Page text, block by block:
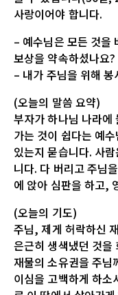
사랑이어야 합니다.
– 예수님은 모든 것을
보상을 약속하셨나요?
– 내가 주님을 위해
(오늘의 말씀 요약)
부자가 하나님 나라에
가는 것이 쉽다는 예
있는지 묻습니다. 사
니다. 다 버리고 주님
에 앉아 심판을 하고,
(오늘의 기도)
주님, 제게 허락하신
은근히 생색냈던 것을
재물의 소유권을 주님
이심을 고백하게 하